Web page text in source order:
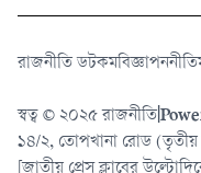
রাজনীতি ডটকমবিজ্ঞাপন
স্বত্ব © ২০২৫ রাজনীতি
১৪/২, তোপখানা রোড (তৃতীয়
[জাতীয় প্রেস ক্লাবের